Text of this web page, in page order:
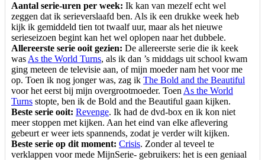
Aantal serie-uren per week: Ik kan van mezelf echt wel
zeggen dat ik serieverslaafd ben. Als ik een drukke week heb
kijk ik gemiddeld tien tot twaalf uur, maar als het nieuwe
serieseizoen begint kan het wel oplopen naar het dubbele.
Allereerste serie ooit gezien: De allereerste serie die ik keek
wasAs the World Turns, als ik dan ’s middags uit school kwam
ging meteen de televisie aan, of mijn moeder nam het voor me
op. Toen ik nog jonger was, zag ik The Bold and the Beautiful
voor het eerst bij mijn overgrootmoeder. ToenAs the World
Turns stopte, ben ik de Bold and the Beautiful gaan kijken.
Beste serie ooit: Revenge. Ik had de dvd-box en ik kon niet
meer stoppen met kijken. Aan het eind van elke aflevering
gebeurt er weer iets spannends, zodat je verder wilt kijken.
Beste serie op dit moment: Crisis. Zonder al teveel te
verklappen voor mede MijnSerie- gebruikers: het is een geniaal